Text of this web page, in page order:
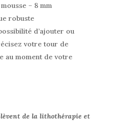
– 8 mm
robuste
d’ajouter ou
votre tour de
au moment de votre
de la lithothérapie et